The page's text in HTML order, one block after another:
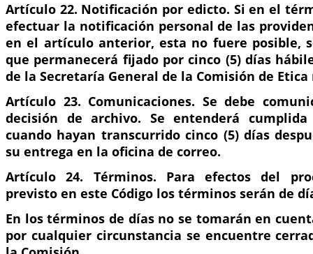
Artículo 22. Notificación por edicto. Si en el
efectuar la notificación personal de las
en el artículo anterior, esta no fuere posible,
que permanecerá fijado por cinco (5) días
de la Secretaría General de la Comisión de
Artículo 23. Comunicaciones. Se debe
decisión de archivo. Se entenderá
cuando hayan transcurrido cinco (5) días
su entrega en la oficina de correo.
Artículo 24. Términos. Para efectos del
previsto en este Código los términos serán de
En los términos de días no se tomarán en
por cualquier circunstancia se encuentre